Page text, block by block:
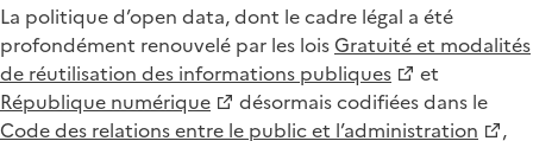
La politique d’open data, dont le cadre légal a été
profondément renouvelé par les loisGratuité et modalités
de réutilisation des informations publiques
et
République numérique
désormais codifiées dans le
Code des relations entre le public et l’administration
,